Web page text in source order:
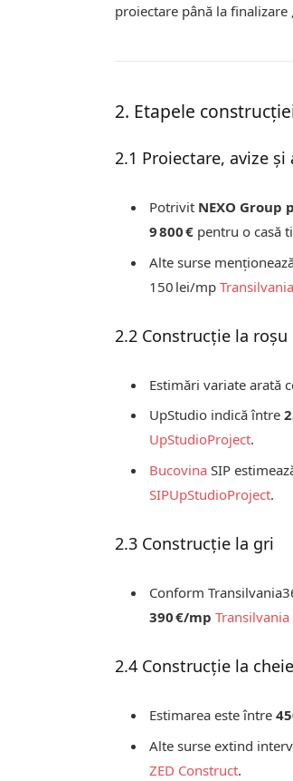
proiectare până la finalizare
2. Etapele
2.1 Proiectare, avize
Potrivit NEXO Group
9 800 € pentru o casă
Alte surse
150 lei/mp
2.2 Construcție la roșu
Estimări variate arată
UpStudio indică între
UpStudioProject.
Bucovina SIP
SIPUpStudioProject.
2.3 Construcție la gri
Conform
390 €/mp
2.4 Construcție la cheie
Estimarea este între
Alte surse extind
ZED Construct.